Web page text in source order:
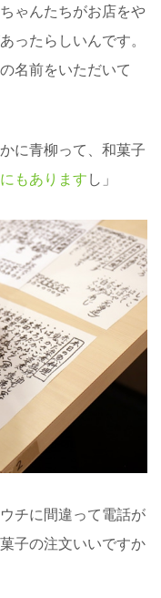
ゃんたちがお店をや
ったらしいんです。
名前をいただいて
に青柳って、和菓子
もあります し」
チに間違って電話が
子の注文いいですか